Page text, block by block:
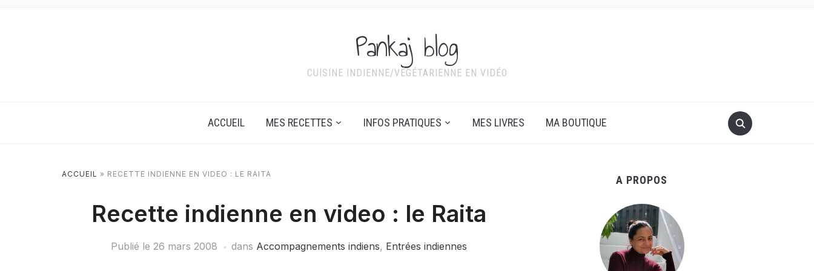
Pankaj blog
CUISINE INDIENNE/VÉGÉTARIENNE EN VIDÉO
ACCUEIL MES RECETTES INFOS PRATIQUES MES LIVRES MA BOUTIQUE
ACCUEIL » RECETTE INDIENNE EN VIDEO : LE RAITA
Recette indienne en video : le Raita
Publié le 26 mars 2008 dans Accompagnements indiens, Entrées indiennes
A PROPOS